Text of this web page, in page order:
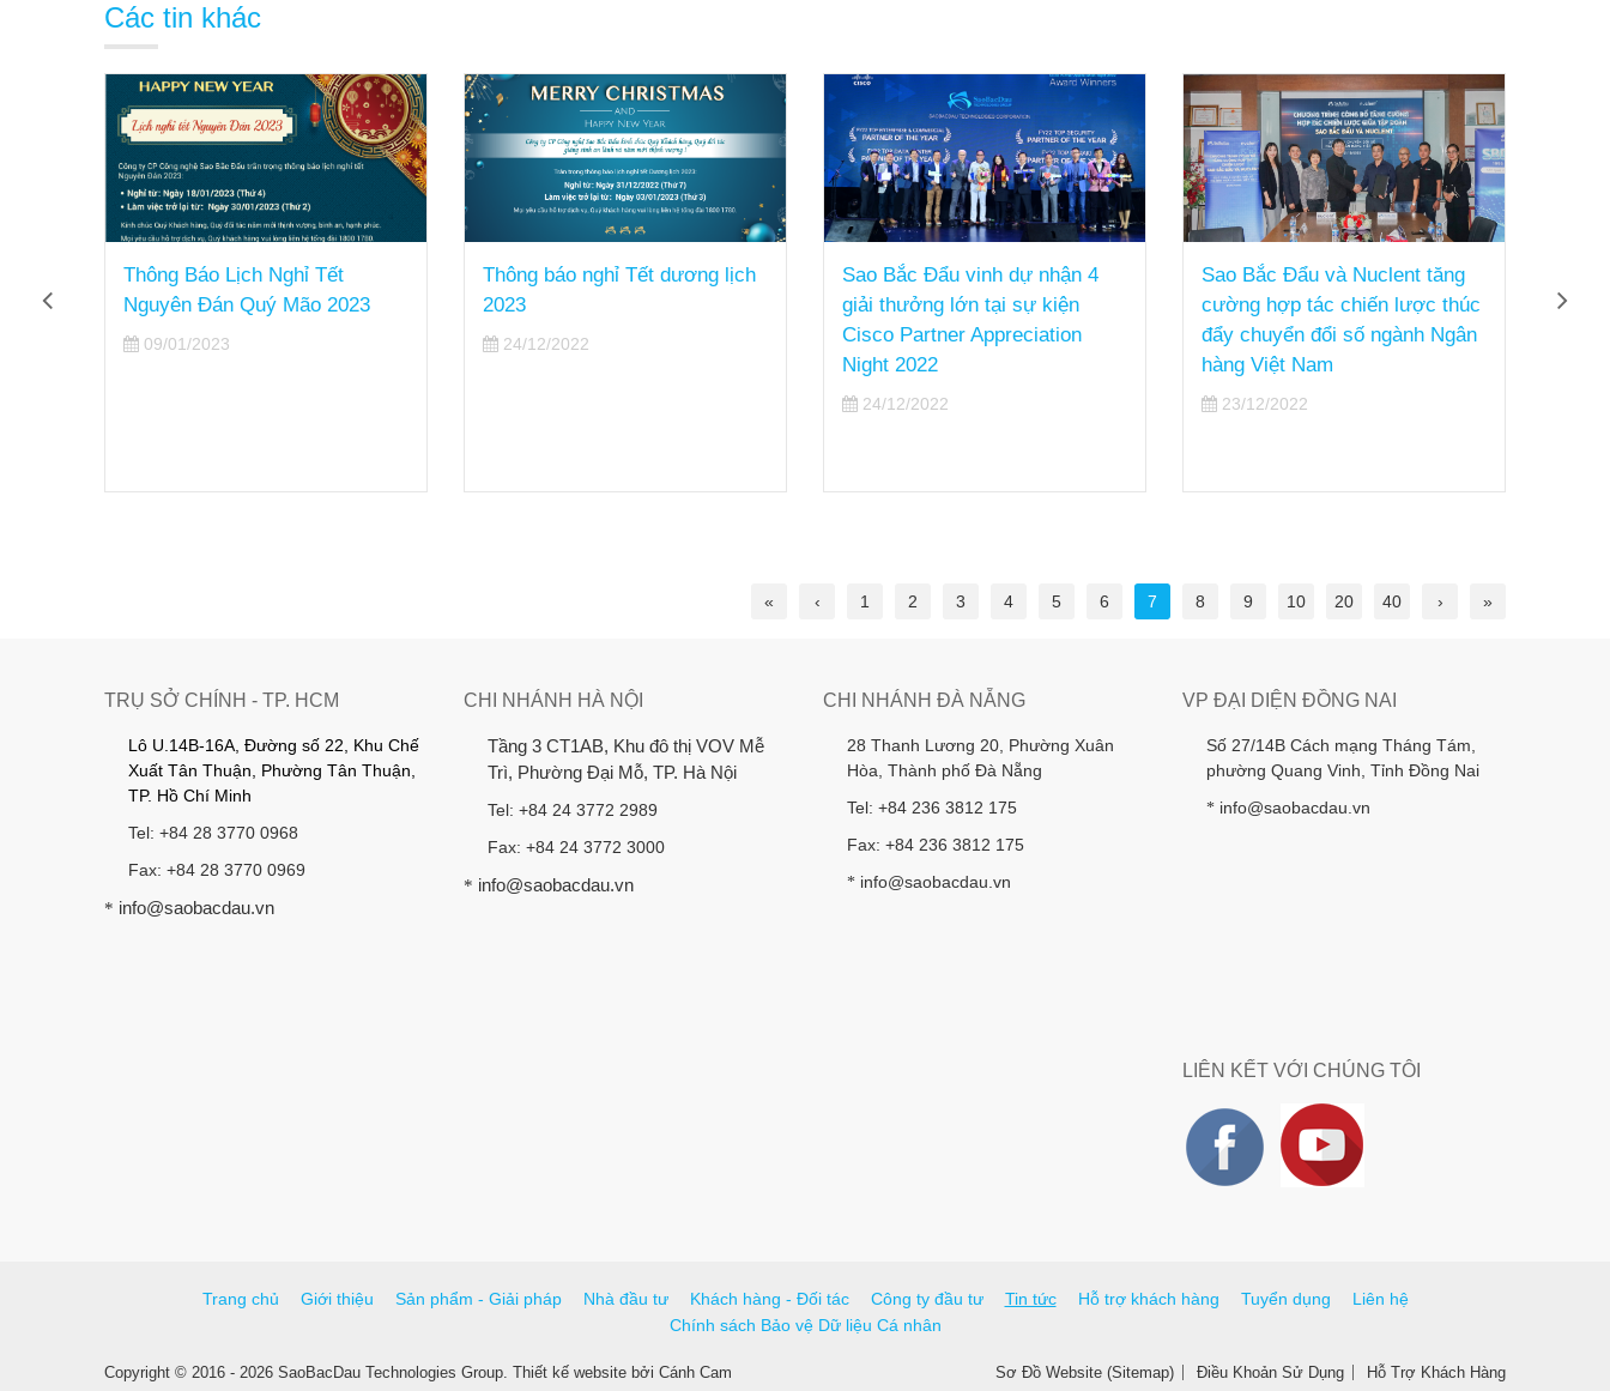
Các tin khác
Thông Báo Lịch Nghỉ Tết
Nguyên Đán Quý Mão 2023
09/01/2023
Thông báo nghỉ Tết dương lịch
2023
24/12/2022
Sao Bắc Đẩu vinh dự nhận 4
giải thưởng lớn tại sự kiện
Cisco Partner Appreciation
Night 2022
24/12/2022
Sao Bắc Đẩu và Nuclent tăng
cường hợp tác chiến lược thúc
đẩy chuyển đổi số ngành Ngân
hàng Việt Nam
23/12/2022
« ‹ 1 2 3 4 5 6 7 8 9 10 20 40 › »
TRỤ SỞ CHÍNH - TP. HCM
Lô U.14B-16A, Đường số 22, Khu Chế
Xuất Tân Thuận, Phường Tân Thuận,
TP. Hồ Chí Minh
Tel: +84 28 3770 0968
Fax: +84 28 3770 0969
* info@saobacdau.vn
CHI NHÁNH HÀ NỘI
Tầng 3 CT1AB, Khu đô thị VOV Mễ
Trì, Phường Đại Mỗ, TP. Hà Nội
Tel: +84 24 3772 2989
Fax: +84 24 3772 3000
* info@saobacdau.vn
CHI NHÁNH ĐÀ NẴNG
28 Thanh Lương 20, Phường Xuân
Hòa, Thành phố Đà Nẵng
Tel: +84 236 3812 175
Fax: +84 236 3812 175
* info@saobacdau.vn
VP ĐẠI DIỆN ĐỒNG NAI
Số 27/14B Cách mạng Tháng Tám,
phường Quang Vinh, Tỉnh Đồng Nai
* info@saobacdau.vn
LIÊN KẾT VỚI CHÚNG TÔI
Trang chủ Giới thiệu Sản phẩm - Giải pháp Nhà đầu tư Khách hàng - Đối tác Công ty đầu tư Tin tức Hỗ trợ khách hàng Tuyển dụng
Liên hệ
Chính sách Bảo vệ Dữ liệu Cá nhân
Copyright © 2016 - 2026 SaoBacDau Technologies Group. Thiết kế website bởi Cánh Cam Sơ Đồ Website (Sitemap) Điều Khoản Sử Dụng Hỗ Trợ Khách Hàng